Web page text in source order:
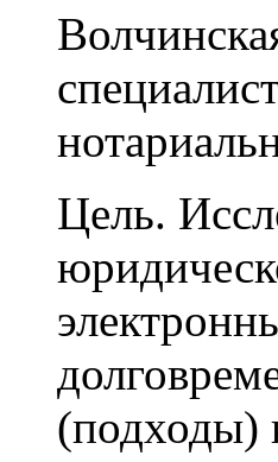
Цель.
(подходы)